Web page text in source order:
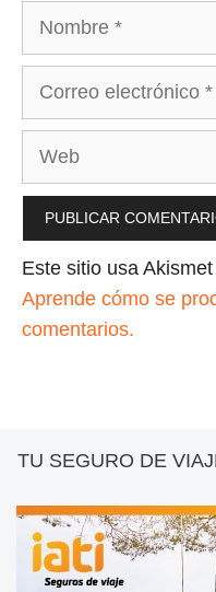
Nombre
Correo
Web
Este sitio usa
Aprende cómo se
comentarios.
TU SEGURO DE